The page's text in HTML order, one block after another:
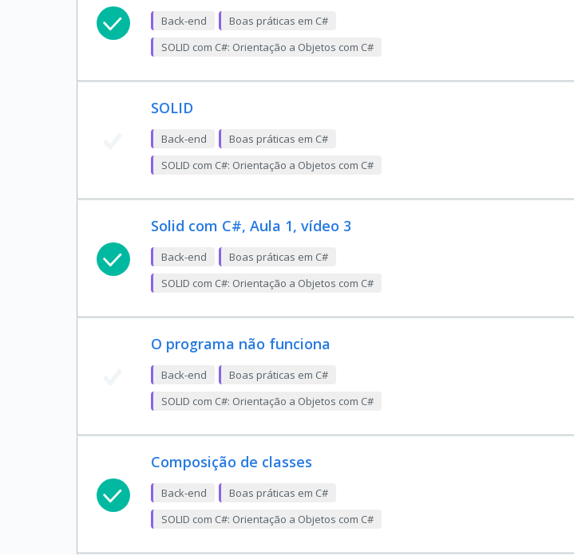
Back-end
Boas práticas em C#
SOLID com C#: Orientação a Objetos com C#
SOLID
Back-end
Boas práticas em C#
SOLID com C#: Orientação a Objetos com C#
Solid com C#, Aula 1, vídeo 3
Back-end
Boas práticas em C#
SOLID com C#: Orientação a Objetos com C#
O programa não funciona
Back-end
Boas práticas em C#
SOLID com C#: Orientação a Objetos com C#
Composição de classes
Back-end
Boas práticas em C#
SOLID com C#: Orientação a Objetos com C#